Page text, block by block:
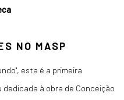
NO MASP
esta é a primeira
à obra de Conceição